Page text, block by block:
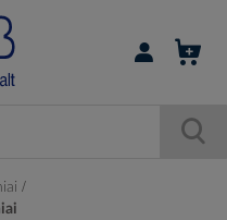
Prisijungti /